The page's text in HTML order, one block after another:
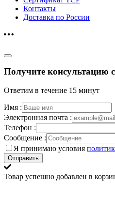
Контакты
Доставка по России
Получите консультацию
Ответим в течение 15 минут
Имя :
Электронная почта :
Телефон :
Сообщение :
Я принимаю условия
Отправить
Товар успешно добавлен в